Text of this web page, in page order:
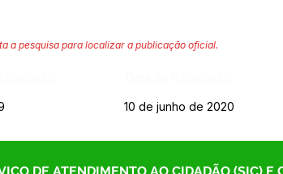
a pesquisa para localizar a publicação oficial.
10 de junho de 2020